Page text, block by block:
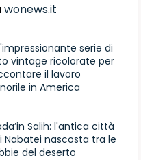
wonews.it
serie di
vintage ricolorate per
il lavoro
in America
Salih: l'antica città
Nabatei nascosta tra le
del deserto